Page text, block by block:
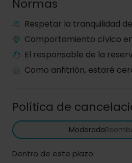
Normas
Respetar la tranquilidad
Comportamiento cívico
El responsable de la
Como anfitrión, estaré
Política de
Moderada
Dentro de este plazo: